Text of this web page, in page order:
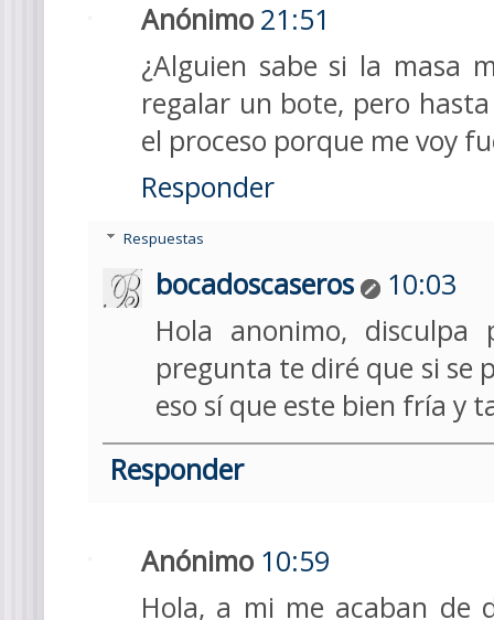
Anónimo 21:51
¿Alguien sabe si la masa
regalar un bote, pero
el proceso porque me voy
Responder
Respuestas
bocadoscaseros
10:03
Hola anonimo,
pregunta te diré que si se
eso sí que este bien fría y
Responder
Anónimo 10:59
Hola, a mi me acaban de